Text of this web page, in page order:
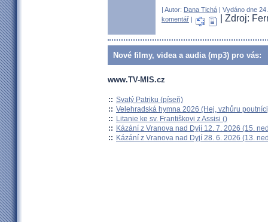
| Autor: Dana Tichá | Vydáno dne
komentář | | Zdroj:
Nové filmy, videa a audia (mp3) pro vás:
www.TV-MIS.cz
:: Svatý Patriku (píseň)
:: Velehradská hymna 2026 (Hej, vzhůru
:: Litanie ke sv. Františkovi z Assisi ()
:: Kázání z Vranova nad Dyjí 12. 7. 2026 (15.
:: Kázání z Vranova nad Dyjí 28. 6. 2026 (13.